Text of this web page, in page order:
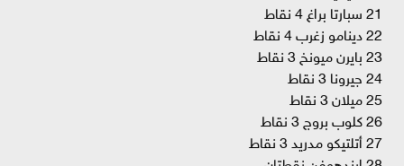
21 سبارتا براغ 4 نقاط
22 دينامو زغرب 4 نقاط
23 بايرن ميونخ 3 نقاط
24 جيرونا 3 نقاط
25 ميلان 3 نقاط
26 كلوب بروج 3 نقاط
27 أتلتيكو مدريد 3 نقاط